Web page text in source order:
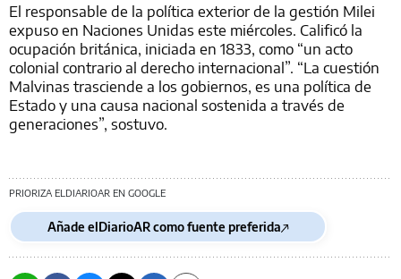
El responsable de la política exterior de la gestión Milei
expuso en Naciones Unidas este miércoles. Calificó la
ocupación británica, iniciada en 1833, como “un acto
colonial contrario al derecho internacional”. “La cuestión
Malvinas trasciende a los gobiernos, es una política de
Estado y una causa nacional sostenida a través de
generaciones”, sostuvo.
PRIORIZA ELDIARIOAR EN GOOGLE
Añade elDiarioAR como fuente preferida